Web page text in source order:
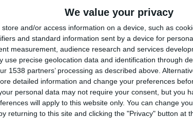
We value your privacy
store and/or access information on a device, such as
and standard information sent by a device for
measurement, audience research and services
use precise geolocation data and identification through
1538 partners’ processing as described above.
detailed information and change your preferences
personal data may not require your consent, but you
will apply to this website only. You can change
returning to this site and clicking the "Privacy" button at
karawankenwolf
10
RUYDIAZ
11
albamancha
12
TNT
13
mataro
14
Antares41$
🇺🇸 We noticed you’re visiting
an English-speaking country
Join our American version now and be
the firsts to submit your score on
leaderboards!